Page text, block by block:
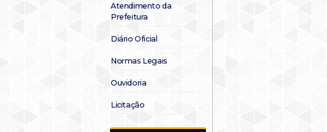
Atendimento da
Prefeitura
Diário Oficial
Normas Legais
Ouvidoria
Licitação